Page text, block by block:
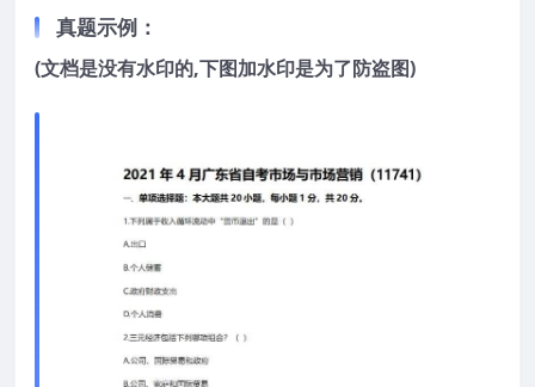
真题示例：
(文档是没有水印的,下图加水印是为了防盗图)